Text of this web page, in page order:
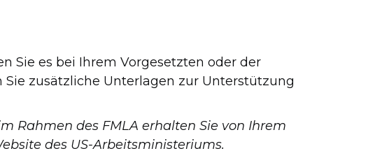
Sie es bei Ihrem Vorgesetzten oder der
zusätzliche Unterlagen zur Unterstützung
Rahmen des FMLA erhalten Sie von Ihrem
des US-Arbeitsministeriums.